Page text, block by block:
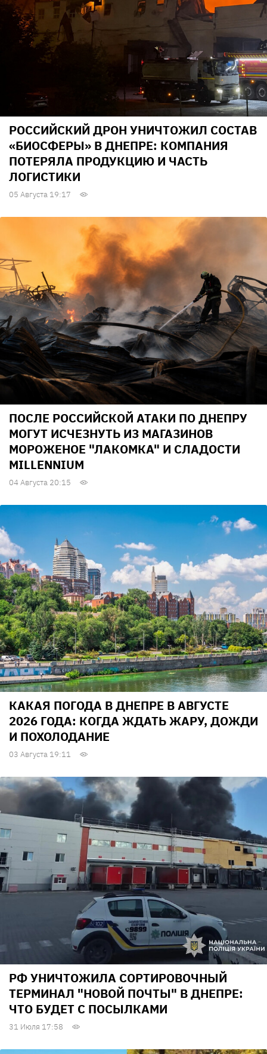
РОССИЙСКИЙ ДРОН УНИЧТОЖИЛ СОСТАВ
«БИОСФЕРЫ» В ДНЕПРЕ: КОМПАНИЯ
ПОТЕРЯЛА ПРОДУКЦИЮ И ЧАСТЬ
ЛОГИСТИКИ
05 Августа 19:17
ПОСЛЕ РОССИЙСКОЙ АТАКИ ПО ДНЕПРУ
МОГУТ ИСЧЕЗНУТЬ ИЗ МАГАЗИНОВ
МОРОЖЕНОЕ "ЛАКОМКА" И СЛАДОСТИ
MILLENNIUM
04 Августа 20:15
КАКАЯ ПОГОДА В ДНЕПРЕ В АВГУСТЕ
2026 ГОДА: КОГДА ЖДАТЬ ЖАРУ, ДОЖДИ
И ПОХОЛОДАНИЕ
03 Августа 19:11
РФ УНИЧТОЖИЛА СОРТИРОВОЧНЫЙ
ТЕРМИНАЛ "НОВОЙ ПОЧТЫ" В ДНЕПРЕ:
ЧТО БУДЕТ С ПОСЫЛКАМИ
31 Июля 17:58